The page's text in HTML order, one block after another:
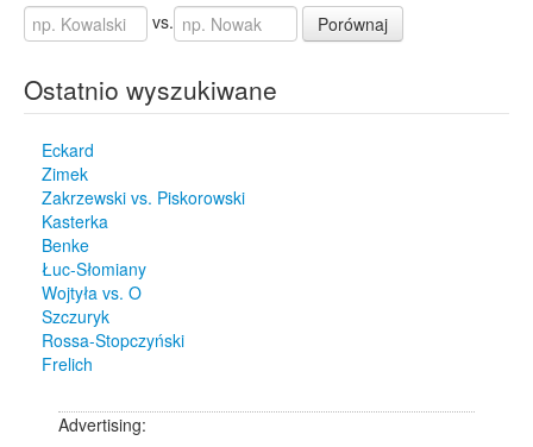
vs. Porównaj
Ostatnio wyszukiwane
Eckard
Zimek
Zakrzewski vs. Piskorowski
Kasterka
Benke
Łuc-Słomiany
Wojtyła vs. O
Szczuryk
Rossa-Stopczyński
Frelich
Advertising: